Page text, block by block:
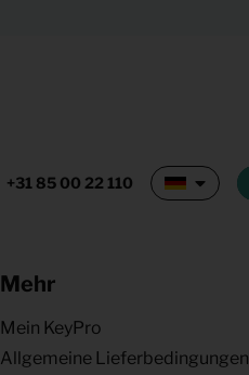
+31 85 00 22 110
Mehr
Mein KeyPro
Allgemeine Lieferbedingungen